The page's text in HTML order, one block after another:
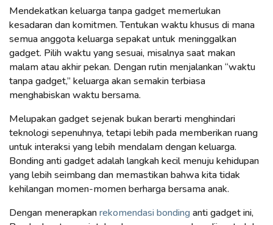
Mendekatkan keluarga tanpa gadget memerlukan
kesadaran dan komitmen. Tentukan waktu khusus di mana
semua anggota keluarga sepakat untuk meninggalkan
gadget. Pilih waktu yang sesuai, misalnya saat makan
malam atau akhir pekan. Dengan rutin menjalankan “waktu
tanpa gadget,” keluarga akan semakin terbiasa
menghabiskan waktu bersama.
Melupakan gadget sejenak bukan berarti menghindari
teknologi sepenuhnya, tetapi lebih pada memberikan ruang
untuk interaksi yang lebih mendalam dengan keluarga.
Bonding anti gadget adalah langkah kecil menuju kehidupan
yang lebih seimbang dan memastikan bahwa kita tidak
kehilangan momen-momen berharga bersama anak.
Dengan menerapkanrekomendasi bondinganti gadget ini,